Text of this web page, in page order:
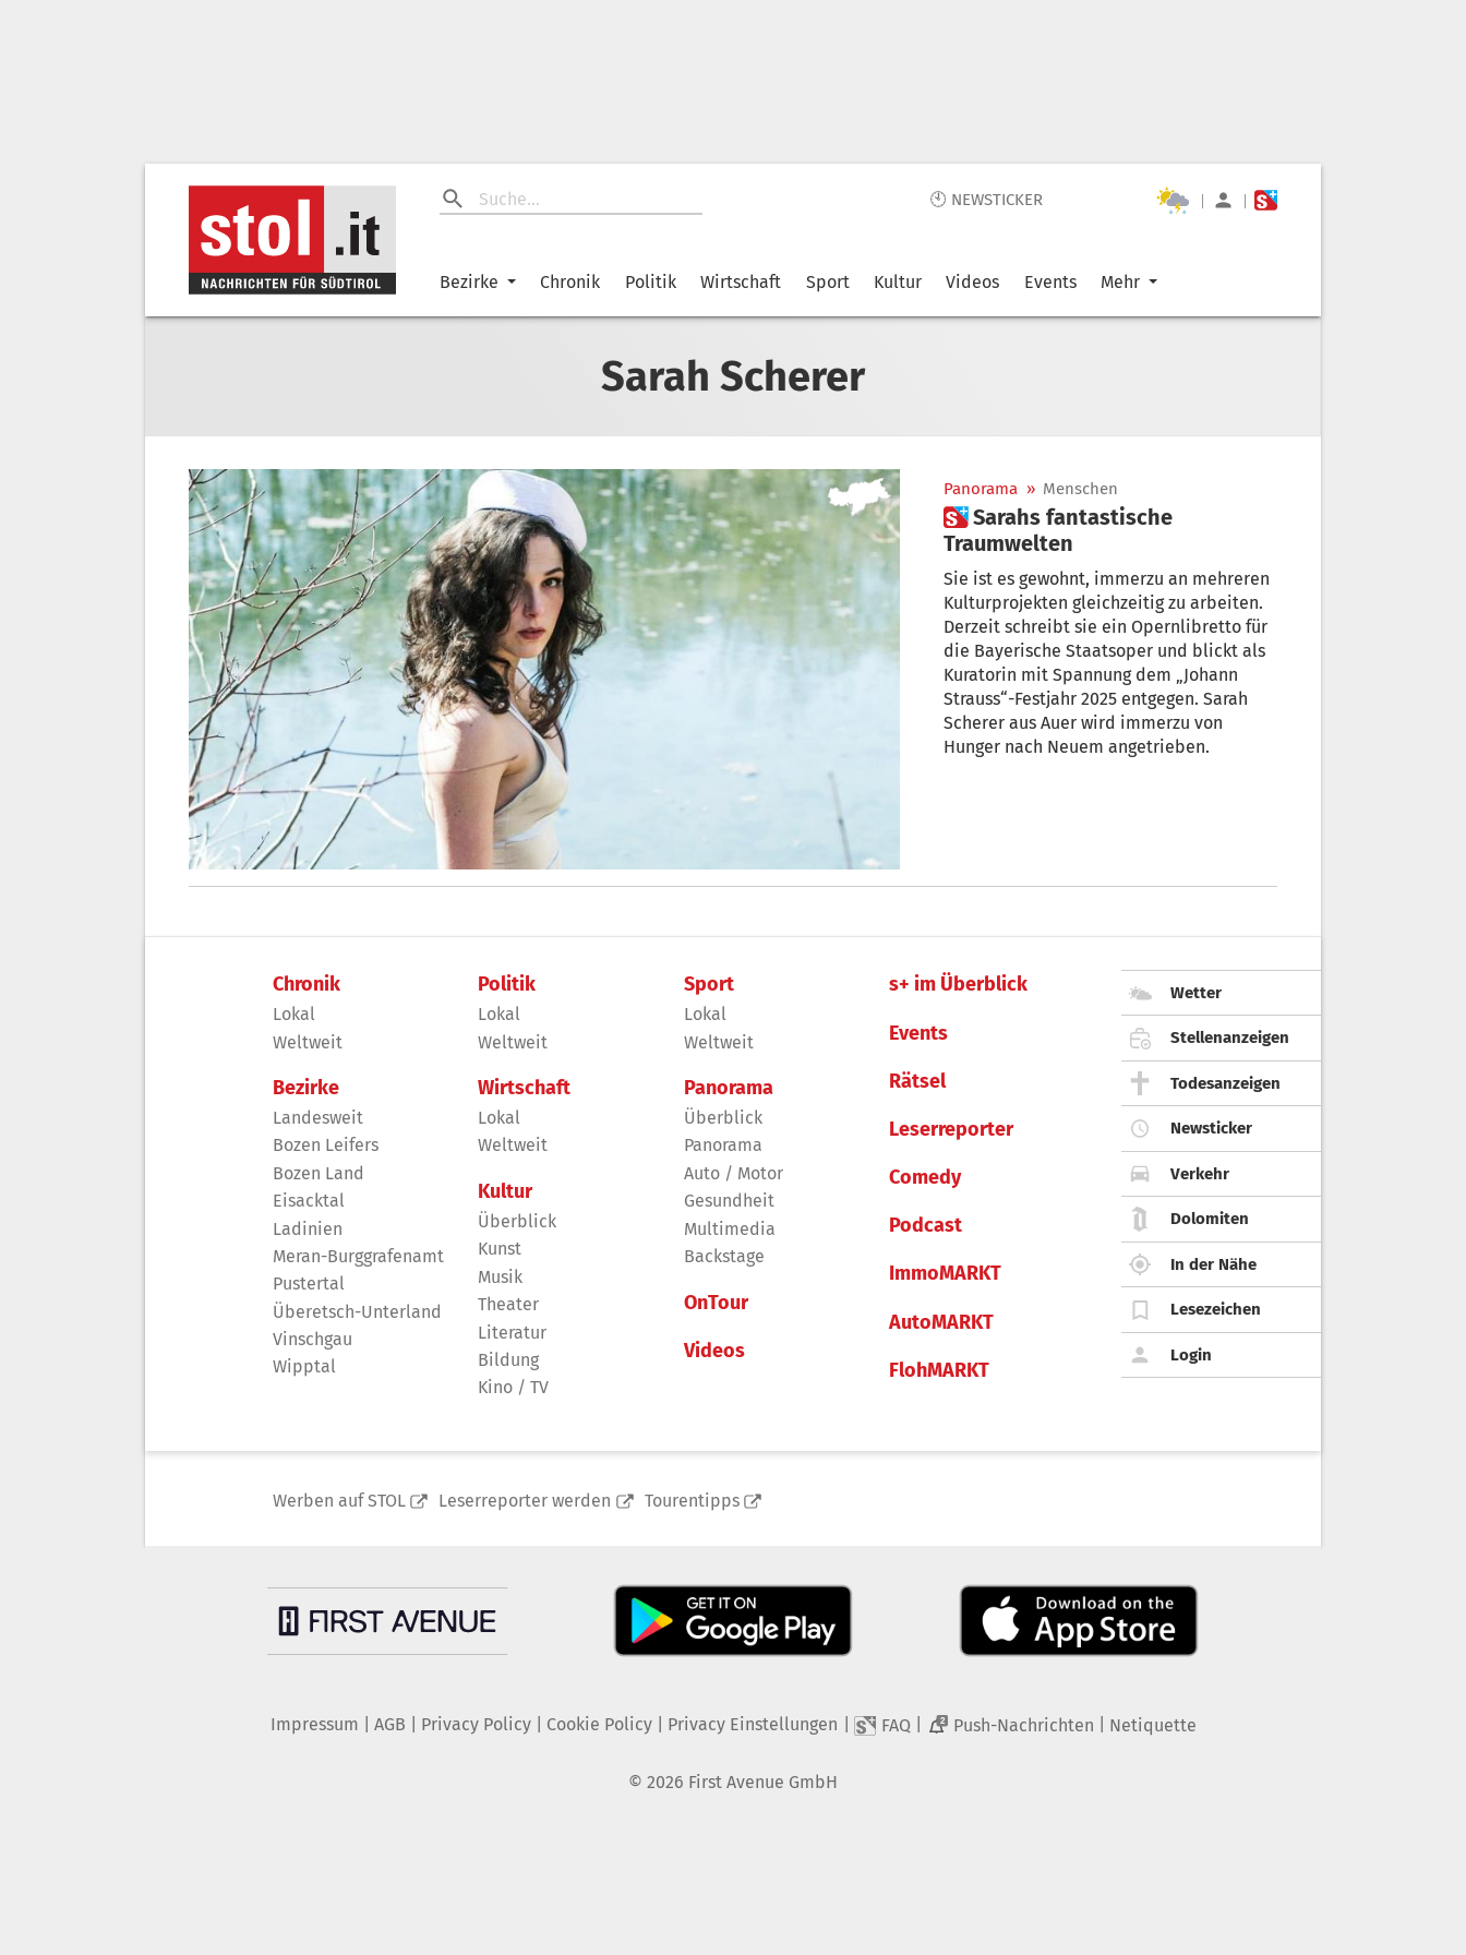
🕙 NEWSTICKER | |
Bezirke Chronik Politik Wirtschaft Sport Kultur Videos Events Mehr
Sarah Scherer
Panorama » Menschen
 Sarahs fantastische
Traumwelten
Sie ist es gewohnt, immerzu an mehreren
Kulturprojekten gleichzeitig zu arbeiten.
Derzeit schreibt sie ein Opernlibretto für
die Bayerische Staatsoper und blickt als
Kuratorin mit Spannung dem „Johann
Strauss“-Festjahr 2025 entgegen. Sarah
Scherer aus Auer wird immerzu von
Hunger nach Neuem angetrieben.
Chronik
Lokal
Weltweit
Bezirke
Landesweit
Bozen Leifers
Bozen Land
Eisacktal
Ladinien
Meran-Burggrafenamt
Pustertal
Überetsch-Unterland
Vinschgau
Wipptal
Politik
Lokal
Weltweit
Wirtschaft
Lokal
Weltweit
Kultur
Überblick
Kunst
Musik
Theater
Literatur
Bildung
Kino / TV
Sport
Lokal
Weltweit
Panorama
Überblick
Panorama
Auto / Motor
Gesundheit
Multimedia
Backstage
OnTour
Videos
s+ im Überblick
Events
Rätsel
Leserreporter
Comedy
Podcast
ImmoMARKT
AutoMARKT
FlohMARKT
Wetter
Stellenanzeigen
Todesanzeigen
Newsticker
Verkehr
Dolomiten
In der Nähe
Lesezeichen
Login
Werben auf STOL Leserreporter werden Tourentipps
Impressum AGB Privacy Policy| Cookie Policy| Privacy Einstellungen FAQ 2 Push-Nachrichten Netiquette
© 2026 First Avenue GmbH